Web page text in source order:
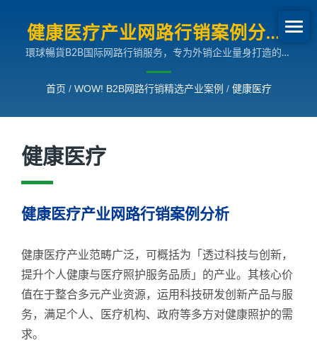
健康医疗产业网路行销案例分析|
B2B网路行销SEO成长案例
環球暢貨B2B国际网路行销服务，专为外销企业量身打造的多
首页 / WOW! B2B网路行销精选产业案例 / 健康医疗
健康医疗
健康医疗产业网路行销案例分析
健康医疗产业范畴广泛，可概括为「透过科技与创新，
提升个人健康与医疗照护服务品质」的产业。其核心价
值在于整合多元产业资源，运用科技研发创新产品与服
务，满足个人、医疗机构、政府等多方对健康照护的需
求。